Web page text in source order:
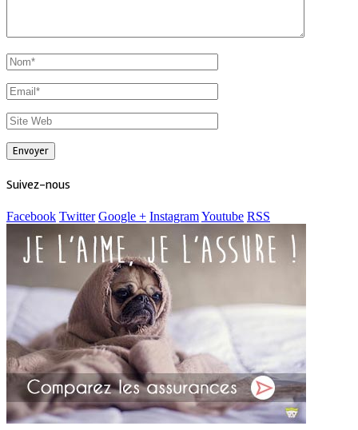
Suivez-nous
Facebook Twitter Google + InstagramYoutube RSS